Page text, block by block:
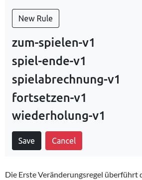
Die Erste Veränderungsregel überführt